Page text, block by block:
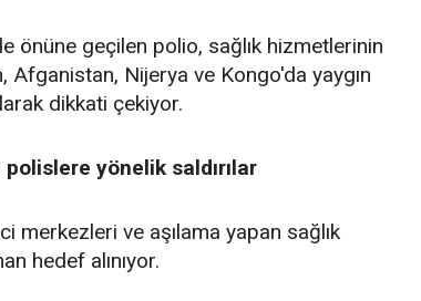
önüne geçilen polio, sağlık hizmetlerinin
Afganistan, Nijerya ve Kongo'da yaygın
dikkati çekiyor.
polislere yönelik saldırılar
merkezleri ve aşılama yapan sağlık
hedef alınıyor.